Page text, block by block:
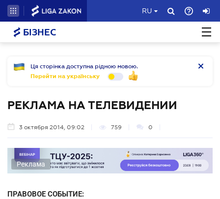
RU
БІЗНЕС
Ця сторінка доступна рідною мовою.
Перейти на українську
РЕКЛАМА НА ТЕЛЕВИДЕНИИ
3 октября 2014, 09:02 759 0
Реклама
ПРАВОВОЕ СОБЫТИЕ: